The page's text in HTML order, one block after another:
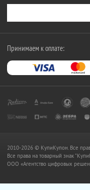
Принимаем к оплате:
2010-2026 © КупиКупон. Все
Все права на товарный знак
OOO «Агентство цифровых